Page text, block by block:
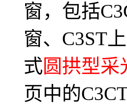
窗，包括
窗、C3ST
式圆拱型采
页中的